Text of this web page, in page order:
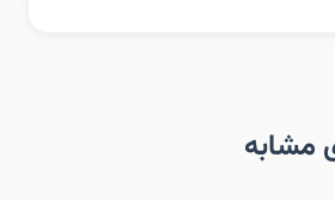
مشابه